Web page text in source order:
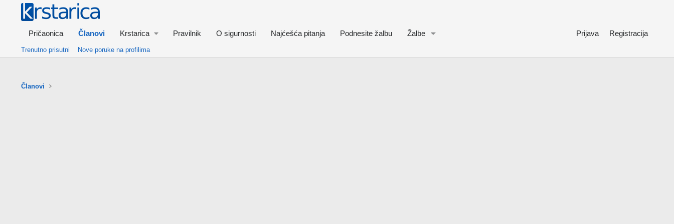
Pričaonica Članovi Krstarica Pravilnik O sigurnosti Najćešća pitanja Podnesite žalbu Žalbe Prijava Registracija
Trenutno prisutni Nove poruke na profilima
Članovi